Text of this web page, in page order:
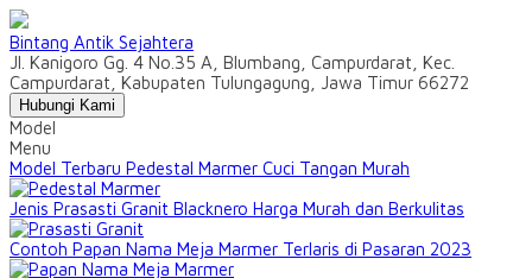
Bintang Antik Sejahtera
Jl. Kanigoro Gg. 4 No.35 A, Blumbang, Campurdarat, Kec.
Campurdarat, Kabupaten Tulungagung, Jawa Timur 66272
Hubungi Kami
Model
Menu
Model Terbaru Pedestal Marmer Cuci Tangan Murah
Jenis Prasasti Granit Blacknero Harga Murah dan Berkulitas
Contoh Papan Nama Meja Marmer Terlaris di Pasaran 2023